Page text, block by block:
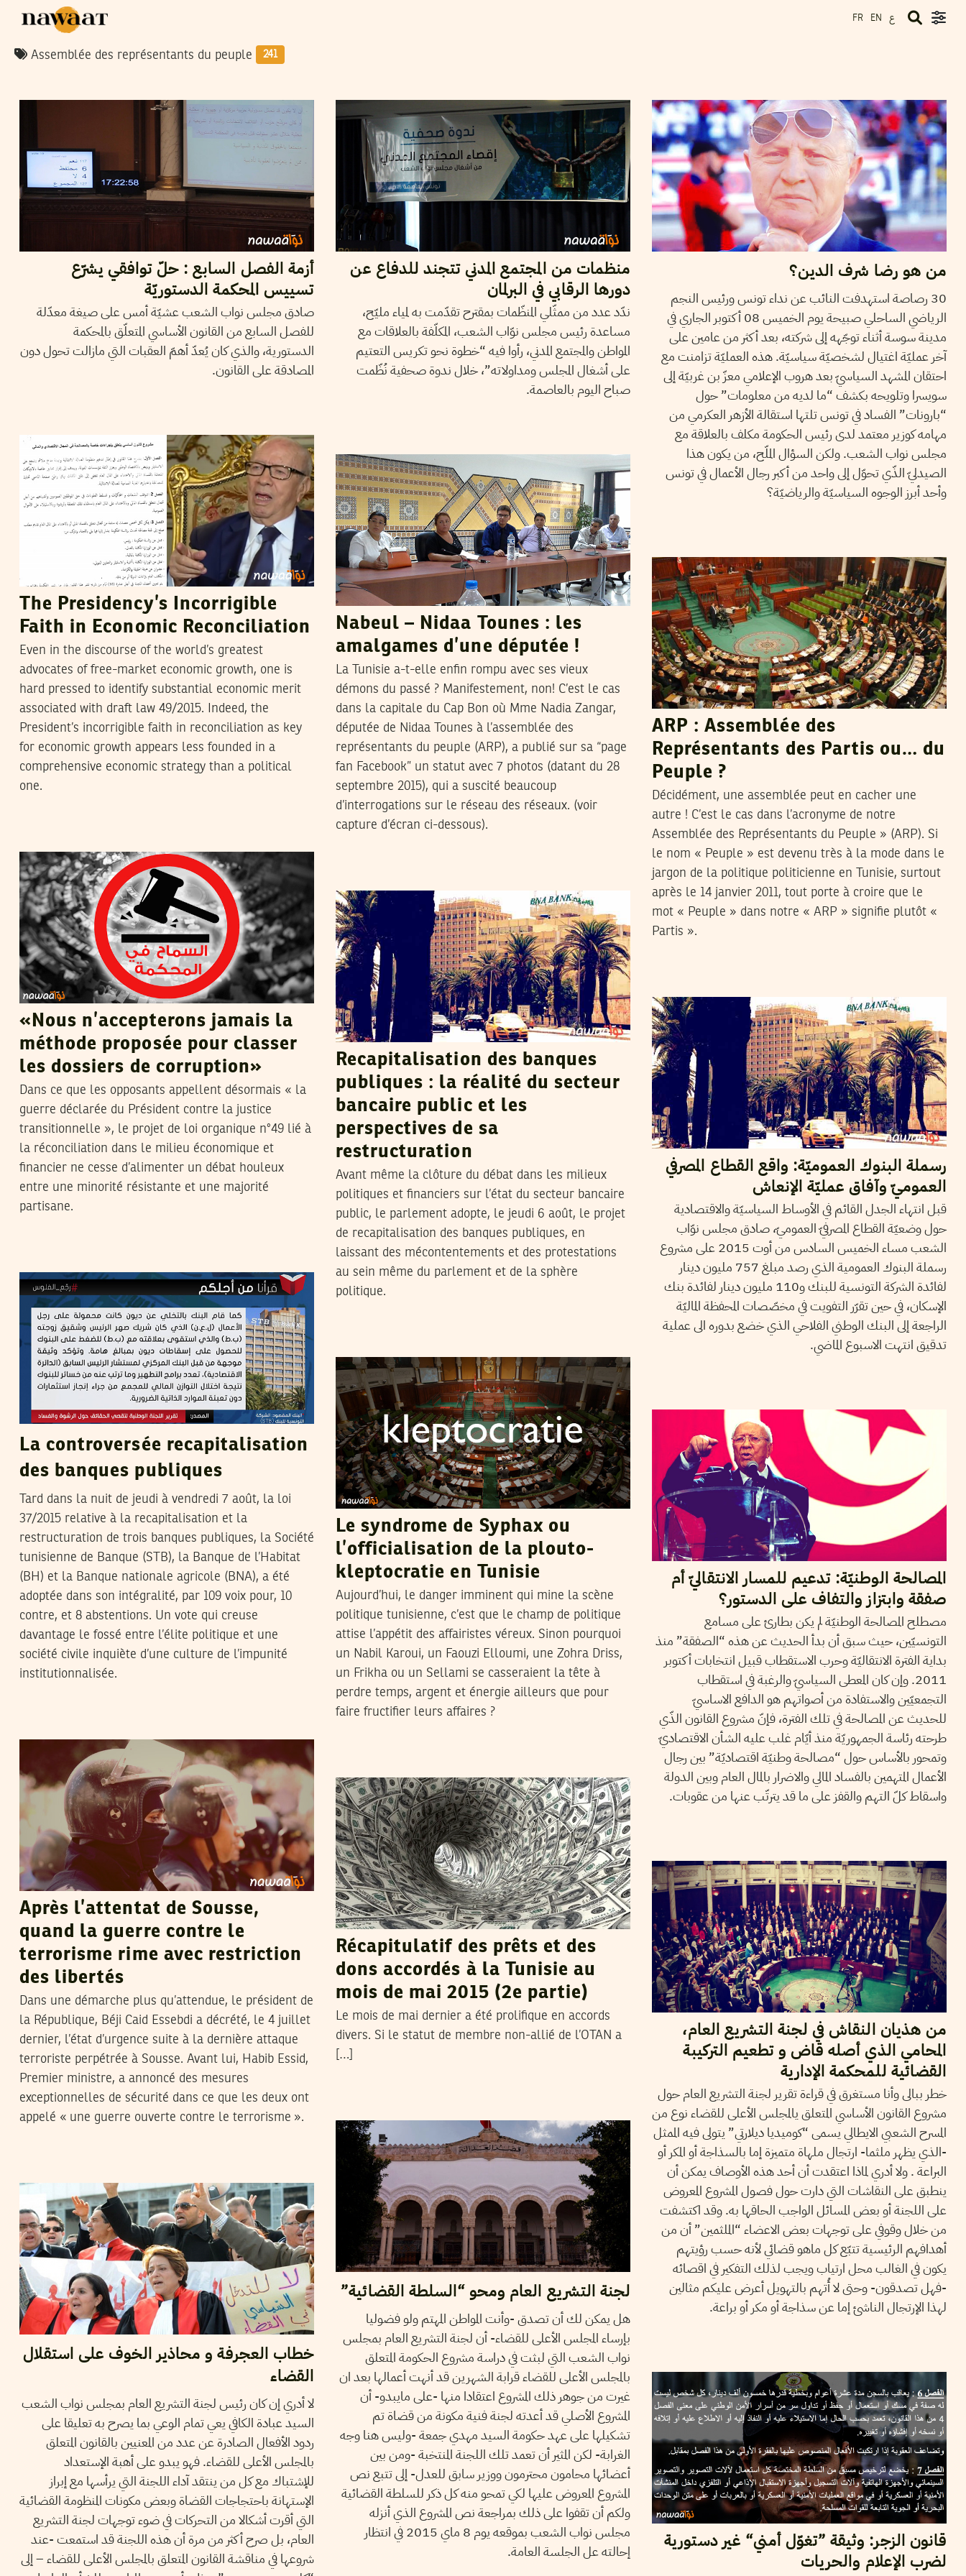
FR EN ع
Assemblée des représentants du peuple 241
أزمة الفصل السابع : حلّ توافقي يشرّع
تسييس المحكمة الدستوريّة
صادق مجلس نواب الشعب عشيّة أمس على صيغة معدّلة
للفصل السابع من القانون الأساسي المتعلّق بالمحكمة
الدستورية، والذي كان يُعدّ أهمّ العقبات التي مازالت تحول دون
المصادقة على القانون.
منظمات من المجتمع المدني تتجند للدفاع عن
دورها الرقابي في البرلمان
ندّد عدد من ممثّلي المنظّمات بمقترح تقدّمت به لمياء مليّح،
مساعدة رئيس مجلس نوّاب الشعب، المكلّفة بالعلاقات مع
المواطن والمجتمع المدني، رأوا فيه “خطوة نحو تكريس التعتيم
على أشغال المجلس ومداولاته”، خلال ندوة صحفية نُظّمت
صباح اليوم بالعاصمة.
من هو رضا شرف الدين؟
30 رصاصة استهدفت النائب عن نداء تونس ورئيس النجم
الرياضي الساحلي صبيحة يوم الخميس 08 أكتوبر الجاري في
مدينة سوسة أثناء توجّهه إلى شركته، بعد أكثر من عامين على
آخر عمليّة اغتيال لشخصيّة سياسيّة. هذه العمليّة تزامنت مع
احتقان المشهد السياسيّ بعد هروب الإعلامي معزّ بن غربيّة إلى
سويسرا وتلويحه بكشف “ما لديه من معلومات” حول
“بارونات” الفساد في تونس تلتها استقالة الأزهر العكرمي من
مهامه كوزير معتمد لدى رئيس الحكومة مكلف بالعلاقة مع
مجلس نواب الشعب. ولكن السؤال الملّح، من يكون هذا
الصيدليّ الذّي تحوّل إلى واحد من أكبر رجال الأعمال في تونس
وأحد أبرز الوجوه السياسيّة والرياضيّة؟
The Presidency’s Incorrigible
Faith in Economic Reconciliation
Even in the discourse of the world’s greatest
advocates of free-market economic growth, one is
hard pressed to identify substantial economic merit
associated with draft law 49/2015. Indeed, the
President’s incorrigible faith in reconciliation as key
for economic growth appears less founded in a
comprehensive economic strategy than a political
one.
Nabeul – Nidaa Tounes : les
amalgames d’une députée !
La Tunisie a-t-elle enfin rompu avec ses vieux
démons du passé ? Manifestement, non! C’est le cas
dans la capitale du Cap Bon où Mme Nadia Zangar,
députée de Nidaa Tounes à l’assemblée des
représentants du peuple (ARP), a publié sur sa “page
fan Facebook” un statut avec 7 photos (datant du 28
septembre 2015), qui a suscité beaucoup
d’interrogations sur le réseau des réseaux. (voir
capture d’écran ci-dessous).
ARP : Assemblée des
Représentants des Partis ou… du
Peuple ?
Décidément, une assemblée peut en cacher une
autre ! C’est le cas dans l’acronyme de notre
Assemblée des Représentants du Peuple » (ARP). Si
le nom « Peuple » est devenu très à la mode dans le
jargon de la politique politicienne en Tunisie, surtout
après le 14 janvier 2011, tout porte à croire que le
mot « Peuple » dans notre « ARP » signifie plutôt «
Partis ».
«Nous n’accepterons jamais la
méthode proposée pour classer
les dossiers de corruption»
Dans ce que les opposants appellent désormais « la
guerre déclarée du Président contre la justice
transitionnelle », le projet de loi organique n°49 lié à
la réconciliation dans le milieu économique et
financier ne cesse d’alimenter un débat houleux
entre une minorité résistante et une majorité
partisane.
Recapitalisation des banques
publiques : la réalité du secteur
bancaire public et les
perspectives de sa
restructuration
Avant même la clôture du débat dans les milieux
politiques et financiers sur l’état du secteur bancaire
public, le parlement adopte, le jeudi 6 août, le projet
de recapitalisation des banques publiques, en
laissant des mécontentements et des protestations
au sein même du parlement et de la sphère
politique.
رسملة البنوك العموميّة: واقع القطاع المصرفي
العموميّ وآفاق عمليّة الإنعاش
قبل انتهاء الجدل القائم في الأوساط السياسيّة والاقتصادية
حول وضعيّة القطاع المصرفيّ العموميّ، صادق مجلس نوّاب
الشعب مساء الخميس السادس من أوت 2015 على مشروع
رسملة البنوك العمومية الذي رصد مبلغ 757 مليون دينار
لفائدة الشركة التونسية للبنك و110 مليون دينار لفائدة بنك
الإسكان، في حين تقرّر التفويت في مخصّصات المحفظة الماليّة
الراجعة إلى البنك الوطني الفلاحي الذي خضع بدوره الى عملية
تدقيق انتهت الاسبوع الماضي.
La controversée recapitalisation
des banques publiques
Tard dans la nuit de jeudi à vendredi 7 août, la loi
37/2015 relative à la recapitalisation et la
restructuration de trois banques publiques, la Société
tunisienne de Banque (STB), la Banque de l’Habitat
(BH) et la Banque nationale agricole (BNA), a été
adoptée dans son intégralité, par 109 voix pour, 10
contre, et 8 abstentions. Un vote qui creuse
davantage le fossé entre l’élite politique et une
société civile inquiète d’une culture de l’impunité
institutionnalisée.
Le syndrome de Syphax ou
l’officialisation de la plouto-
kleptocratie en Tunisie
Aujourd’hui, le danger imminent qui mine la scène
politique tunisienne, c’est que le champ de politique
attise l’appétit des affairistes véreux. Sinon pourquoi
un Nabil Karoui, un Faouzi Elloumi, une Zohra Driss,
un Frikha ou un Sellami se casseraient la tête à
perdre temps, argent et énergie ailleurs que pour
faire fructifier leurs affaires ?
المصالحة الوطنيّة: تدعيم للمسار الانتقاليّ أم
صفقة وابتزاز والتفاف على الدستور؟
مصطلح المصالحة الوطنيّة لم يكن بطارئ على مسامع
التونسيّين، حيث سبق أن بدأ الحديث عن هذه “الصفقة” منذ
بداية الفترة الانتقاليّة وحرب الاستقطاب قبيل انتخابات أكتوبر
2011. وإن كان المعطى السياسيّ والرغبة في استقطاب
التجمعيّين والاستفادة من أصواتهم هو الدافع الاساسيّ
للحديث عن المصالحة في تلك الفترة، فإنّ مشروع القانون الذّي
طرحته رئاسة الجمهوريّة منذ أيّام غلب عليه الشأن الاقتصاديّ
وتمحور بالأساس حول “مصالحة وطنيّة اقتصاديّة” بين رجال
الأعمال المتهمين بالفساد المالي والاضرار بالمال العام وبين الدولة
واسقاط كلّ التهم والقفز على ما قد يترتّب عنها من عقوبات.
Après l’attentat de Sousse,
quand la guerre contre le
terrorisme rime avec restriction
des libertés
Dans une démarche plus qu’attendue, le président de
la République, Béji Caid Essebdi a décrété, le 4 juillet
dernier, l’état d’urgence suite à la dernière attaque
terroriste perpétrée à Sousse. Avant lui, Habib Essid,
Premier ministre, a annoncé des mesures
exceptionnelles de sécurité dans ce que les deux ont
appelé « une guerre ouverte contre le terrorisme ».
Récapitulatif des prêts et des
dons accordés à la Tunisie au
mois de mai 2015 (2e partie)
Le mois de mai dernier a été prolifique en accords
divers. Si le statut de membre non-allié de l’OTAN a
[…]
من هذيان النقاش في لجنة التشريع العام،
المحامي الذي أصله قاض و تطعيم التركيبة
القضائية للمحكمة الإدارية
خطر ببالى وأنا مستغرق في قراءة تقرير لجنة التشريع العام حول
مشروع القانون الأساسي المتعلق يالمجلس الأعلى للقضاء نوع من
المسرح الشعبي الايطالي يسمى “كوميديا ديلارتي” يتولى فيه الممثل
-الذي يظهر ملثما- ارتجال ملهاة متميزة إما بالسذاجة أو المكر أو
البراعة . ولا أدري لماذا اعتقدت أن أحد هذه الأوصاف يمكن أن
ينطبق على النقاشات التي دارت حول فصول المشروع المعروض
على اللجنة أو بعض المسائل الواجب الحاقها به. وقد اكتشفت
من خلال وقوفي على توجهات بعض الاعضاء “الملثمين” أن من
أهدافهم الرئيسية تتبّع كل ماهو قضائي لأنه حسب رؤيتهم
يكون في الغالب محل ارتياب ويجب لذلك التفكير في اقصائه
-فهل تصدقون- وحتى لا أُتهم بالتهويل أعرض عليكم مثالين
لهذا الإرتجال الناشئ إما عن سذاجة أو مكر أو براعة.
لجنة التشريع العام ومحو “السلطة القضائية”
هل يمكن لك أن تصدق -وأنت المواطن المهتم ولو فضوليا
بإرساء المجلس الأعلى للقضاء- أن لجنة التشريع العام بمجلس
نواب الشعب التي لبثت في دراسة مشروع الحكومة المتعلق
بالمجلس الأعلى للقضاء قرابة الشهرين قد أنهت أعمالها بعد ان
غيرت من جوهر ذلك المشروع اعتقادا منها -على مايبدو- أن
المشروع الأصلي قد أعدته لجنة فنية مكونة من قضاة تم
تشكيلها على عهد حكومة السيد مهدي جمعة -وليس هنا وجه
الغرابة- لكن المثير أن تعمد تلك اللجنة المنتخبة -ومن بين
أعضائها محامون محترمون ووزير سابق للعدل- إلى تتبع نص
المشروع المعروض عليها لكي تمحو منه كل ذكر للسلطة القضائية
ولكم أن تقفوا على ذلك بمراجعة نص المشروع الذي أنزله
مجلس نواب الشعب بموقعه يوم 8 ماي 2015 في انتظار
إحالته عل الجلسة العامة.
خطاب العجرفة و محاذير الخوف على استقلال
القضاء
لا أدري إن كان رئيس لجنة التشريع العام بمجلس نواب الشعب
السيد عبادة الكافي يعي تمام الوعي بما يصرح به تعليقا على
ردود الأفعال الصادرة عن عدد من المعنيين بالقانون المتعلق
بالمجلس الأعلى للقضاء. فهو يبدو على أهبة الإستعداد
للإشتباك مع كل من ينتقد آداء اللجنة التي يرأسها مع إبراز
الإستهانة باحتجاجات القضاة وبعض مكونات المنظومة القضائية
التي أقرت أشكالا من التحركات في ضوء توجهات لجنة التشريع
العام، بل صرح أكثر من مرة أن هذه اللجنة قد استمعت -عند
شروعها في مناقشة القانون المتعلق بالمجلس الأعلى للقضاء – إلى
قانون الزجر: وثيقة ”تغوّل أمني“ غير دستورية
لضرب الإعلام والحريات